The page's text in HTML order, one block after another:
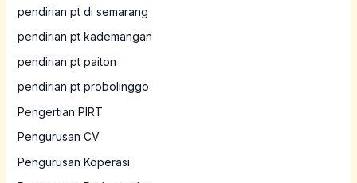
pendirian pt di semarang
pendirian pt kademangan
pendirian pt paiton
pendirian pt probolinggo
Pengertian PIRT
Pengurusan CV
Pengurusan Koperasi